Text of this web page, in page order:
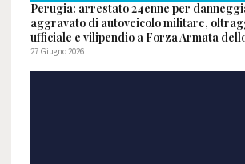
Perugia: arrestato 24enne per
aggravato di autoveicolo militare,
ufficiale e vilipendio a Forza Armata
27 Giugno 2026